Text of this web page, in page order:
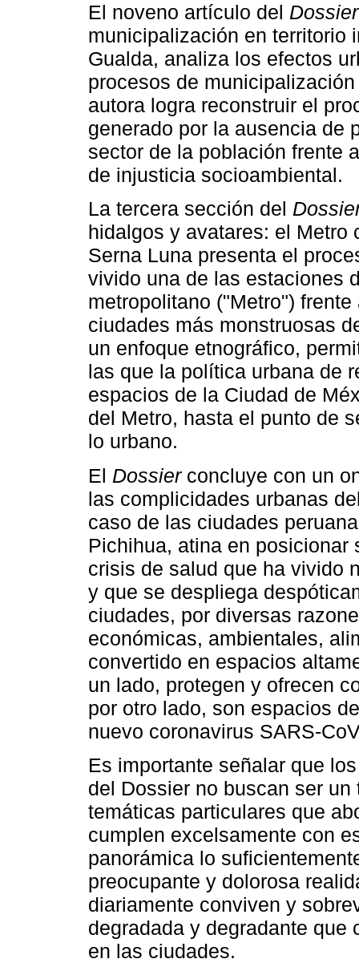
El noveno artículo del Dossier
municipalización en territorio
Gualda, analiza los efectos
procesos de
autora logra reconstruir el
generado por la ausencia de
sector de la población frente
de injusticia socioambiental.
La tercera sección del
hidalgos y avatares: el Metro
Serna Luna presenta el
vivido una de las estaciones
metropolitano ("Metro")
ciudades más monstruosas
un enfoque etnográfico,
las que la política urbana de
espacios de la Ciudad de
del Metro, hasta el punto de
lo urbano.
El Dossierconcluye con un
las complicidades urbanas
caso de las ciudades
Pichihua, atina en
crisis de salud que ha vivido
y que se despliega
ciudades, por diversas
económicas, ambientales,
convertido en espacios
un lado, protegen y ofrecen
por otro lado, son espacios
nuevo coronavirus SARS-
Es importante señalar que
del Dossier no buscan ser
temáticas particulares que
cumplen excelsamente con
panorámica lo
preocupante y dolorosa
diariamente conviven y
degradada y degradante
en las ciudades.